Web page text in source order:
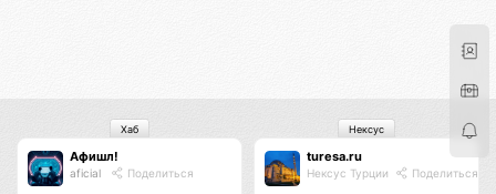
Афишл!
aficial Поделиться
Хаб
turesa.ru
Нексус Турции Поделиться
Нексус